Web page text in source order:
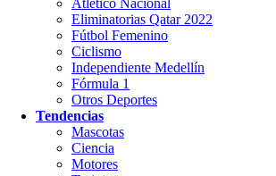
Atlético Nacional
Eliminatorias Qatar 2022
Fútbol Femenino
Ciclismo
Independiente Medellín
Fórmula 1
Otros Deportes
Tendencias
Mascotas
Ciencia
Motores